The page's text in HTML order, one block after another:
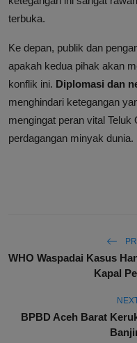
terbuka.
Ke depan, publik dan
apakah kedua pihak akan
konflik ini. Diplomasi dan
menghindari ketegangan
mengingat peran vital
perdagangan minyak dunia.
WHO Waspadai Kasus
Kapal
BPBD Aceh Barat